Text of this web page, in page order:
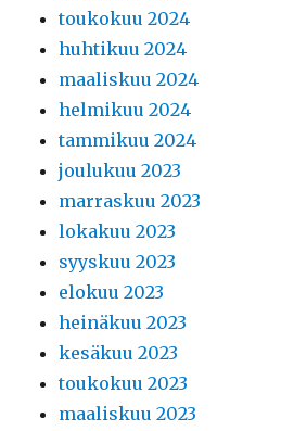
toukokuu 2024
huhtikuu 2024
maaliskuu 2024
helmikuu 2024
tammikuu 2024
joulukuu 2023
marraskuu 2023
lokakuu 2023
syyskuu 2023
elokuu 2023
heinäkuu 2023
kesäkuu 2023
toukokuu 2023
maaliskuu 2023